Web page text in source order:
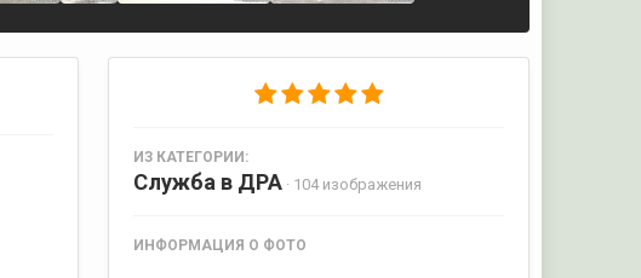
ИЗ КАТЕГОРИИ:
Служба в ДРА · 104 изображения
ИНФОРМАЦИЯ О ФОТО